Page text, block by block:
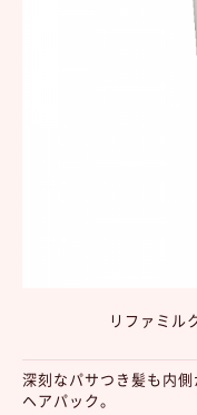
リファミル
深刻なパサつき髪も内
ヘアパック。